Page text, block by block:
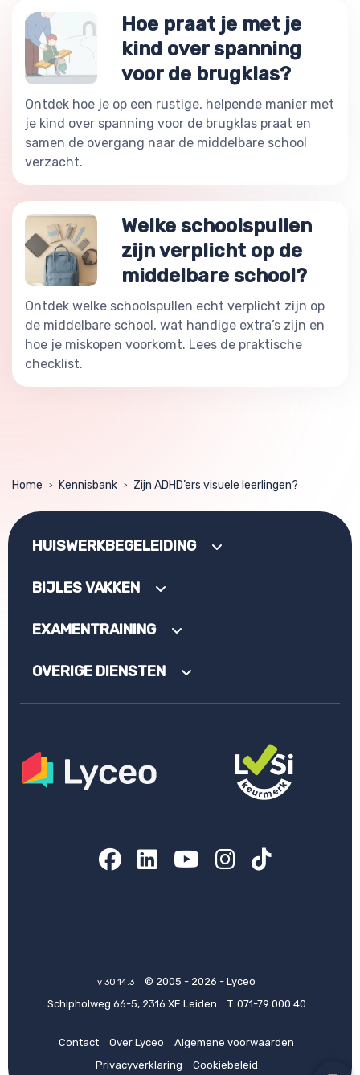
Hoe praat je met je
kind over spanning
voor de brugklas?
Ontdek hoe je op een rustige, helpende manier met
je kind over spanning voor de brugklas praat en
samen de overgang naar de middelbare school
verzacht.
Welke schoolspullen
zijn verplicht op de
middelbare school?
Ontdek welke schoolspullen echt verplicht zijn op
de middelbare school, wat handige extra’s zijn en
hoe je miskopen voorkomt. Lees de praktische
checklist.
Home > Kennisbank > Zijn ADHD’ers visuele leerlingen?
HUISWERKBEGELEIDING
BIJLES VAKKEN
EXAMENTRAINING
OVERIGE DIENSTEN
Facebook
LinkedIn
YouTube
Instagram
TikTok
v 30.14.3
© 2005 - 2026 - Lyceo
Schipholweg 66-5, 2316 XE Leiden
T: 071-79 000 40
Contact Over Lyceo
Algemene voorwaarden
Privacyverklaring
Cookiebeleid